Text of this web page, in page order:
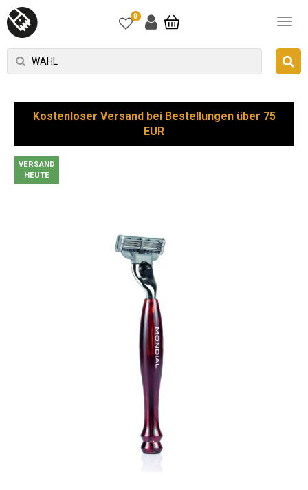
0
Kostenloser Versand bei Bestellungen über 75
EUR
VERSAND
HEUTE